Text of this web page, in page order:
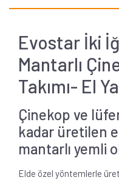
Evostar İki
Mantarlı
Takımı- El
Çinekop ve
kadar üretilen
mantarlı yemli
Elde özel yöntemlerle